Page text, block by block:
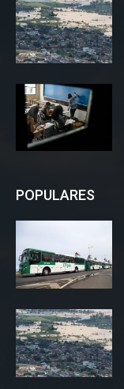
POPULARES